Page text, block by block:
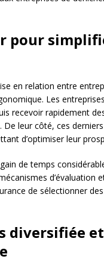
pour
en relation entre
Les
recevoir rapidement
leur côté, ces
d’optimiser leur
de temps
de sélectionner
diversifiée